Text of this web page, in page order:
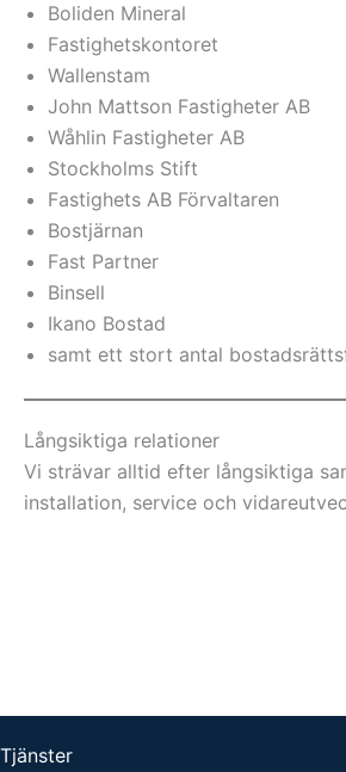
Boliden Mineral
Fastighetskontoret
Wallenstam
John Mattson Fastigheter AB
Wåhlin Fastigheter AB
Stockholms Stift
Fastighets AB Förvaltaren
Bostjärnan
Fast Partner
Binsell
Ikano Bostad
samt ett stort antal
Långsiktiga relationer
Vi strävar alltid efter långsiktiga
installation, service och
Tjänster